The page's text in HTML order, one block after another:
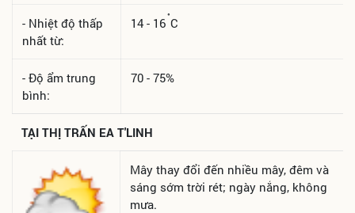
- Nhiệt độ thấp
nhất từ:
14 - 16°C
- Độ ẩm trung
bình:
70 - 75%
TẠI THỊ TRẤN EA T'LINH
Mây thay đổi đến nhiều mây, đêm và
sáng sớm trời rét; ngày nắng, không
mưa.